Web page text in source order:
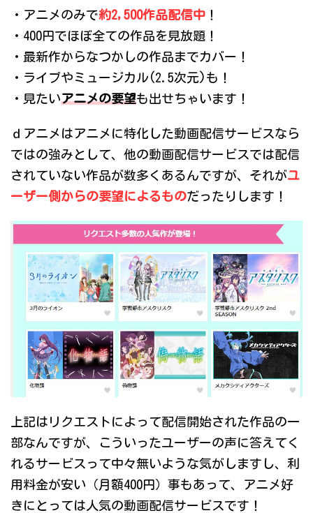
・アニメのみで約2,500作品配信中 ！
・400円でほぼ全ての作品を見放題！
・最新作からなつかしの作品までカバー！
・ライブやミュージカル(2.5次元)も！
・見たいアニメの要望も出せちゃいます！
ｄアニメはアニメに特化した動画配信サービスなら
ではの強みとして、他の動画配信サービスでは配信
されていない作品が数多くあるんですが、それがユ
ーザー側からの要望によるものだったりします！
上記はリクエストによって配信開始された作品の一
部なんですが、こういったユーザーの声に答えてく
れるサービスって中々無いような気がしますし、利
用料金が安い（月額400円）事もあって、アニメ好
きにとっては人気の動画配信サービスです！